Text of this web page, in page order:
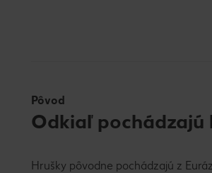
Pôvod
Odkiaľ pochádzajú
Hrušky pôvodne pochádzajú z